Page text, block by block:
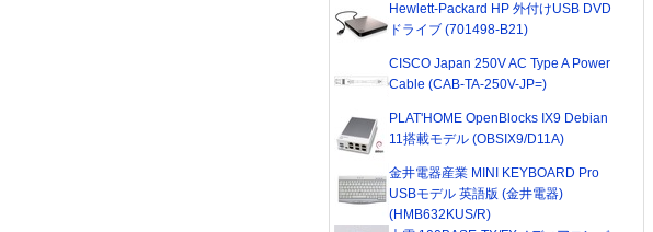
Hewlett-Packard HP 外付けUSB DVD
ドライブ (701498-B21)
CISCO Japan 250V AC Type A Power
Cable (CAB-TA-250V-JP=)
PLAT'HOME OpenBlocks IX9 Debian
11搭載モデル (OBSIX9/D11A)
金井電器産業 MINI KEYBOARD Pro
USBモデル 英語版 (金井電器)
(HMB632KUS/R)